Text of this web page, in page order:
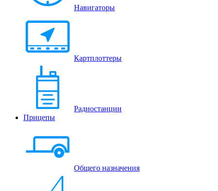
Навигаторы
Картплоттеры
Радиостанции
Прицепы
Общего назначения